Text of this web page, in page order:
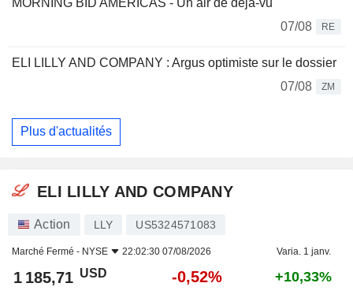
07/08
RE
ELI LILLY AND COMPANY : Argus optimiste sur le dossier
07/08
ZM
Plus d'actualités
ELI LILLY AND COMPANY
Action LLY US5324571083
Marché Fermé - NYSE 22:02:30 07/08/2026 Varia. 1 janv.
1 185,71 USD -0,52% +10,33%